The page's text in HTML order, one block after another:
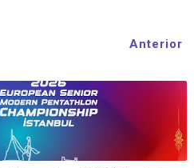
Anterior